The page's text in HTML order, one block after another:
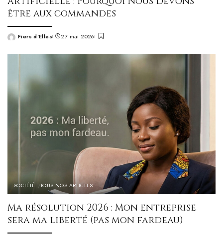
être aux commandes
PostedFiers d'Elles 27 mai 2026
SOCIÉTÉ TOUS NOS ARTICLES
Ma résolution 2026 : Mon entreprise
sera ma liberté (pas mon fardeau)